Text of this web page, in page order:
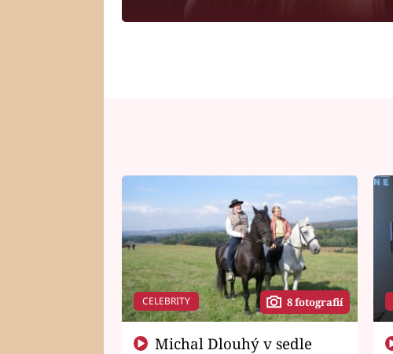
CELEBRITY 8 fotografií